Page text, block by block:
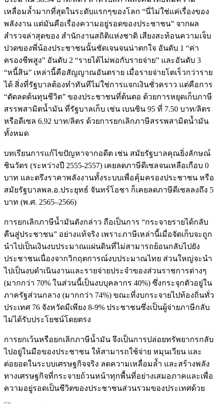
เหลื่อมล้ำมากที่สุดในระดับแรกๆของโลก “นี่ไม่ใช่แค่เรื่องของ
พลังงาน แต่มันคือเรื่องความอยู่รอดของประชาชน” จากผล
สำรวจล่าสุดของ สำนักงานสถิติแห่งชาติ เสียงสะท้อนความเจ็บ
ปวดของพี่น้องประชาชนนั้นชัดเจนจนน่าตกใจ อันดับ 1 “ค่า
ครองชีพสูง” อันดับ 2 “รายได้ไม่พอกับรายจ่าย” และอันดับ 3
“หนี้สิน” เหล่านี้คือสัญญาณอันตราย เมื่อรายจ่ายโตเร็วกว่าราย
ได้ สิ่งที่รัฐบาลต้องทำทันทีไม่ใช่การแจกเงินชั่วคราว แต่คือการ
“ตัดลดต้นทุนชีวิต” ของประชาชนที่ต้นตอ ด้วยการหยุดเก็บภาษี
สรรพสามิตน้ำมัน ที่รัฐบาลเก็บ เช่น เบนซิน 95 ที่ 7.50 บาท/ลิตร
หรือดีเซล 6.92 บาท/ลิตร ด้วยการยกเลิกภาษีสรรพสามิตน้ำมัน
ทั้งหมด
บทเรียนการแก้ไขปัญหาจากอดีต เช่น สมัยรัฐบาลคุณยิ่งลักษณ์
ชินวัตร (ระหว่างปี 2555-2557) เคยลดภาษีดีเซลจนเหลือเกือบ 0
บาท และตรึงราคาพลังงานทั้งระบบเพื่อคุ้มครองประชาชน หรือ
สมัยรัฐบาลพล.อ.ประยุทธ์ จันทร์โอชา ก็เคยลดภาษีดีเซลลงถึง 5
บาท (พ.ศ. 2565–2566)
การยกเลิกภาษีน้ำมันดังกล่าว ถือเป็นการ “กระจายรายได้กลับ
คืนสู่ประชาชน” อย่างแท้จริง เพราะภาษีเหล่านี้เมื่อจัดเก็บจะถูก
นำไปเป็นเงินงบประมาณแผ่นดินที่ไม่สามารถย้อนกลับไปยัง
ประชาชนเนื่องจากวิกฤตการณ์งบประมาณไทย ส่วนใหญ่จะนำ
ไปเป็นงบดำเนินงานและรายจ่ายประจำของส่วนราชการต่างๆ
(มากกว่า 70% ในส่วนนี้เป็นงบบุคลากร 40%) ซึ่งกระจุกตัวอยู่ใน
ภาครัฐส่วนกลาง (มากกว่า 74%) ขณะที่งบกระจายไปท้องถิ่นทั่ว
ประเทศ 76 จังหวัดมีเพียง 8-9% ประชาชนซึ่งเป็นผู้จ่ายภาษีกลับ
ไม่ได้รับประโยชน์โดยตรง
การยกเว้นหรือยกเลิกภาษีน้ำมัน จึงเป็นการปล่อยทรัพยากรกลับ
ไปอยู่ในมือของประชาชน ให้สามารถใช้จ่าย หมุนเวียน และ
ต่อยอดในระบบเศรษฐกิจจริง ลดความเหลื่อมล้ำ และสร้างพลัง
ทางเศรษฐกิจที่กระจายถ้วนหน้าทุกพื้นที่อย่างเสมอภาคและเพื่อ
ความอยู่รอดเป็นชีวิตของประชาชนส่วนรวมของประเทศด้วย